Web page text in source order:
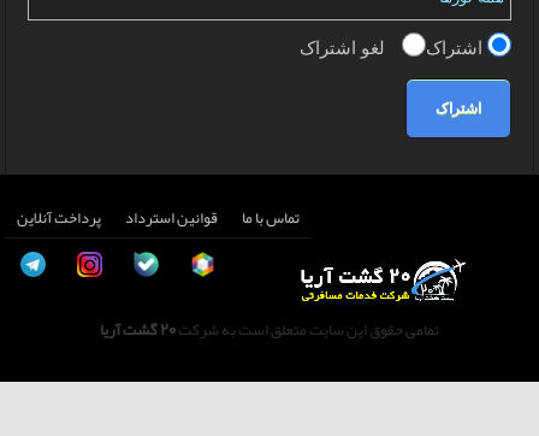
اشتراک لغو اشتراک
اشتراک
تماس با ما قوانین استرداد پرداخت آنلاین
تمامی حقوق این سایت متعلق است به شرکت20 گشت آریا